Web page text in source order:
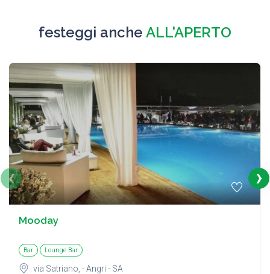
festeggi anche ALL'APERTO
Mooday
Bar Lounge Bar
via Satriano, - Angri - SA
‹ ›